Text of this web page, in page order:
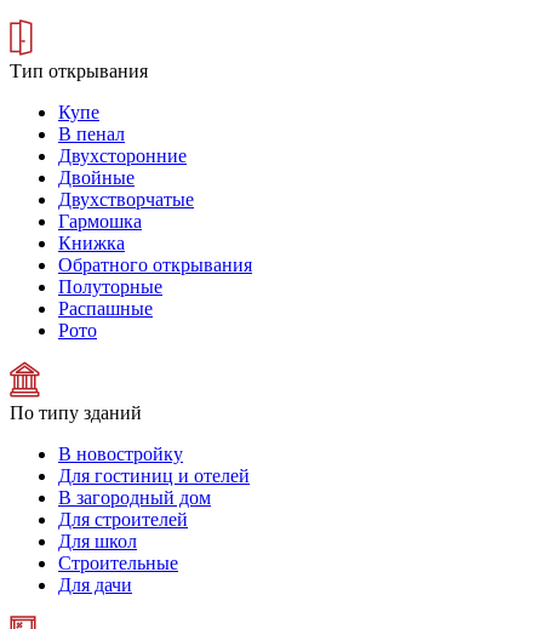
Тип открывания
Купе
В пенал
Двухсторонние
Двойные
Двухстворчатые
Гармошка
Книжка
Обратного открывания
Полуторные
Распашные
Рото
По типу зданий
В новостройку
Для гостиниц и отелей
В загородный дом
Для строителей
Для школ
Строительные
Для дачи